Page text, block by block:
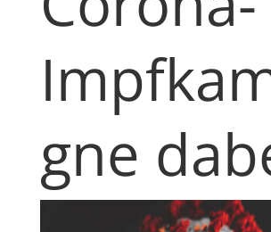
gne